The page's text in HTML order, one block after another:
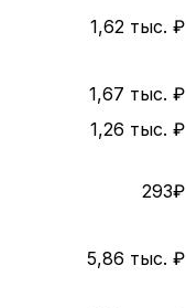
1,62 тыс. ₽
1,67 тыс. ₽
1,26 тыс. ₽
293₽
5,86 тыс. ₽